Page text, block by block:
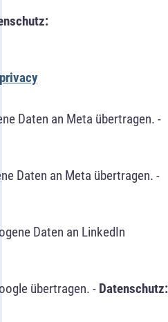
Daten an Meta übertragen. -
Daten an Meta übertragen. -
Daten an LinkedIn
übertragen. - Datenschutz: